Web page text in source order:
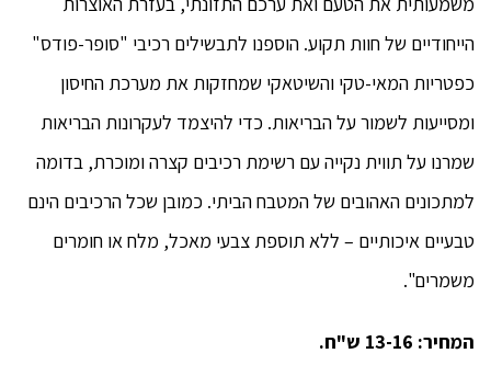
הייחודיים של חוות תקוע. הוספנו לתבשילים רכיבי "סופר-פודס"
כפטריות המאי-טקי והשיטאקי שמחזקות את מערכת החיסון
ומסייעות לשמור על הבריאות. כדי להיצמד לעקרונות הבריאות
שמרנו על תווית נקייה עם רשימת רכיבים קצרה ומוכרת, בדומה
למתכונים האהובים של המטבח הביתי. כמובן שכל הרכיבים הינם
טבעיים איכותיים – ללא תוספת צבעי מאכל, מלח או חומרים
משמרים".
המחיר: 13-16 ש"ח.